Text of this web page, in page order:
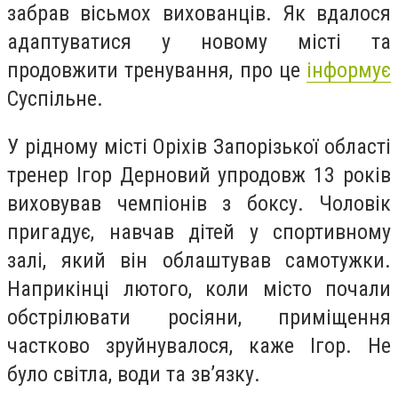
забрав вісьмох вихованців. Як вдалося
адаптуватися у новому місті та
продовжити тренування, про це інформує
Суспільне.
У рідному місті Оріхів Запорізької області
тренер Ігор Дерновий упродовж 13 років
виховував чемпіонів з боксу. Чоловік
пригадує, навчав дітей у спортивному
залі, який він облаштував самотужки.
Наприкінці лютого, коли місто почали
обстрілювати росіяни, приміщення
частково зруйнувалося, каже Ігор. Не
було світла, води та зв’язку.